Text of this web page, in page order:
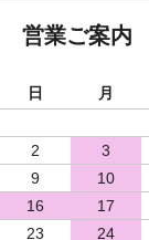
営業ご案内
日
月
2
3
9
10
16
17
23
24